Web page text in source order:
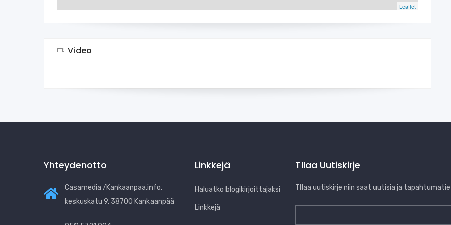
Leaflet
Video
Yhteydenotto
Casamedia /Kankaanpaa.info,
keskuskatu 9, 38700 Kankaanpää
Linkkejä
Haluatko blogikirjoittajaksi
Linkkejä
TIlaa Uutiskirje
TIlaa uutiskirje niin saat uutisia ja